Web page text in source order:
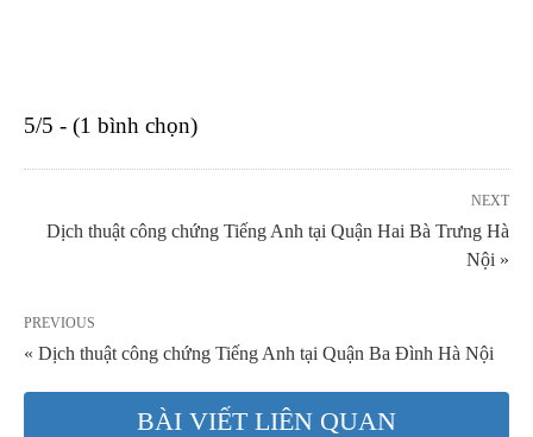
5/5 - (1 bình chọn)
NEXT
Dịch thuật công chứng Tiếng Anh tại Quận Hai Bà Trưng Hà
Nội »
PREVIOUS
« Dịch thuật công chứng Tiếng Anh tại Quận Ba Đình Hà Nội
BÀI VIẾT LIÊN QUAN